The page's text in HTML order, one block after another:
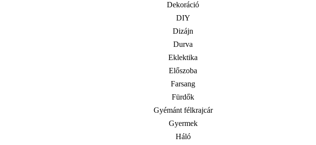
Dekoráció
DIY
Dizájn
Durva
Eklektika
Előszoba
Farsang
Fürdők
Gyémánt félkrajcár
Gyermek
Háló